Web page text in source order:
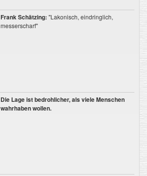
Frank Schätzing: "Lakonisch, eindringlich,
messerscharf"
Die Lage ist bedrohlicher, als viele Menschen
wahrhaben wollen.